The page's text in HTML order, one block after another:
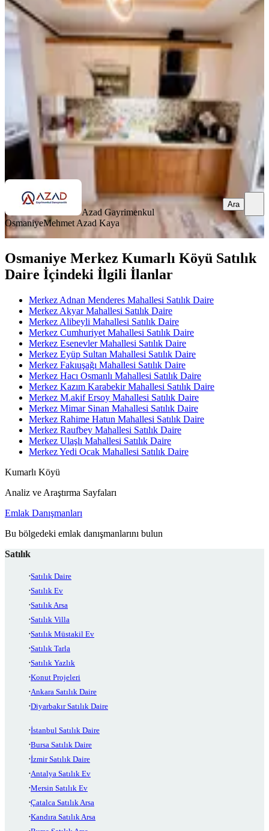
Azad- Yediocak İlkokulu Civarı
Satılık Zemin Kat 3+1 Açık Mutfak
Merkez, Yedi Ocak Mahallesi
3+1·135 m²· Düz Giriş (Zemin)
3.100.000 ₺
Azad Gayrimenkul OsmaniyeMehmet Azad Kaya
Azad Gayrimenkul
OsmaniyeMehmet Azad Kaya
Ara
Osmaniye Merkez Kumarlı Köyü Satılık
Daire İçindeki İlgili İlanlar
Merkez Adnan Menderes Mahallesi Satılık Daire
Merkez Akyar Mahallesi Satılık Daire
Merkez Alibeyli Mahallesi Satılık Daire
Merkez Cumhuriyet Mahallesi Satılık Daire
Merkez Esenevler Mahallesi Satılık Daire
Merkez Eyüp Sultan Mahallesi Satılık Daire
Merkez Fakıuşağı Mahallesi Satılık Daire
Merkez Hacı Osmanlı Mahallesi Satılık Daire
Merkez Kazım Karabekir Mahallesi Satılık Daire
Merkez M.akif Ersoy Mahallesi Satılık Daire
Merkez Mimar Sinan Mahallesi Satılık Daire
Merkez Rahime Hatun Mahallesi Satılık Daire
Merkez Raufbey Mahallesi Satılık Daire
Merkez Ulaşlı Mahallesi Satılık Daire
Merkez Yedi Ocak Mahallesi Satılık Daire
Kumarlı Köyü
Analiz ve Araştırma Sayfaları
Emlak Danışmanları
Bu bölgedeki emlak danışmanlarını bulun
Satılık
Satılık Daire
Satılık Ev
Satılık Arsa
Satılık Villa
Satılık Müstakil Ev
Satılık Tarla
Satılık Yazlık
Konut Projeleri
Ankara Satılık Daire
Diyarbakır Satılık Daire
İstanbul Satılık Daire
Bursa Satılık Daire
İzmir Satılık Daire
Antalya Satılık Ev
Mersin Satılık Ev
Çatalca Satılık Arsa
Kandıra Satılık Arsa